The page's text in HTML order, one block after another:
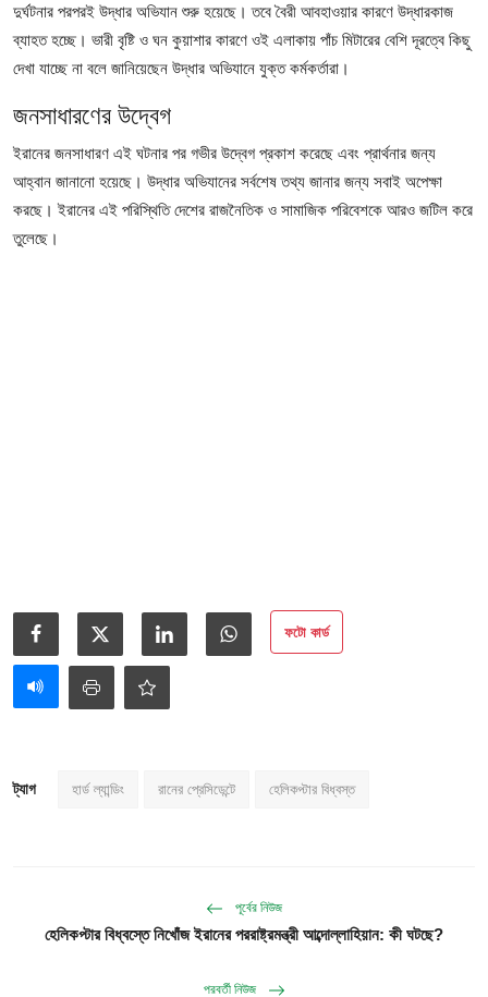
দুর্ঘটনার পরপরই উদ্ধার অভিযান শুরু হয়েছে। তবে বৈরী আবহাওয়ার কারণে উদ্ধারকাজ
ব্যাহত হচ্ছে। ভারী বৃষ্টি ও ঘন কুয়াশার কারণে ওই এলাকায় পাঁচ মিটারের বেশি দূরত্বে কিছু
দেখা যাচ্ছে না বলে জানিয়েছেন উদ্ধার অভিযানে যুক্ত কর্মকর্তারা।
জনসাধারণের উদ্বেগ
ইরানের জনসাধারণ এই ঘটনার পর গভীর উদ্বেগ প্রকাশ করেছে এবং প্রার্থনার জন্য
আহ্বান জানানো হয়েছে। উদ্ধার অভিযানের সর্বশেষ তথ্য জানার জন্য সবাই অপেক্ষা
করছে। ইরানের এই পরিস্থিতি দেশের রাজনৈতিক ও সামাজিক পরিবেশকে আরও জটিল করে
তুলেছে।
ফটো কার্ড
ট্যাগ হার্ড ল্যান্ডিং রানের প্রেসিডেন্টে হেলিকপ্টার বিধ্বস্ত
পূর্বের নিউজ
হেলিকপ্টার বিধ্বস্তে নিখোঁজ ইরানের পররাষ্ট্রমন্ত্রী আব্দোল্লাহিয়ান: কী ঘটছে?
পরবর্তী নিউজ